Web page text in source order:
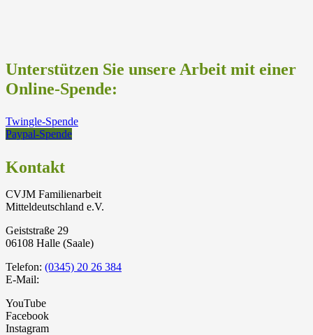
Unterstützen Sie unsere Arbeit mit einer
Online-Spende:
Twingle-Spende
Paypal-Spende
Kontakt
CVJM Familienarbeit
Mitteldeutschland e.V.
Geiststraße 29
06108 Halle (Saale)
Telefon: (0345) 20 26 384
E-Mail:
YouTube
Facebook
Instagram